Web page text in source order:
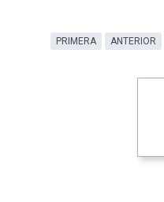
PRIMERA ANTERIOR